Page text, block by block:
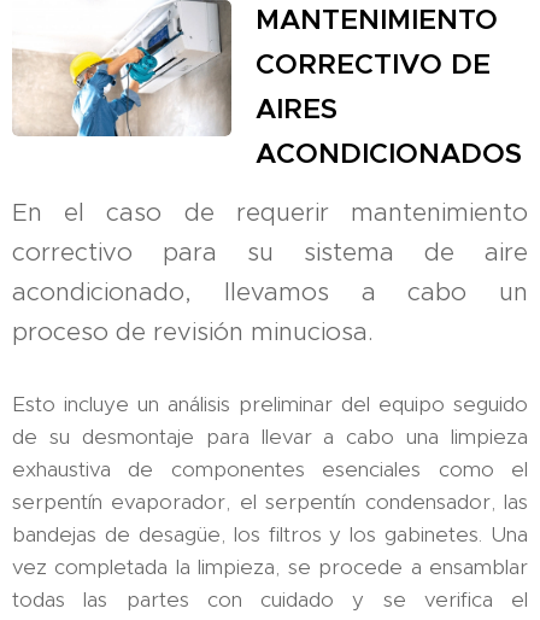
MANTENIMIENTO
CORRECTIVO DE
AIRES
ACONDICIONADOS
En el caso de requerir mantenimiento
correctivo para su sistema de aire
acondicionado, llevamos a cabo un
proceso de revisión minuciosa.
Esto incluye un análisis preliminar del equipo seguido
de su desmontaje para llevar a cabo una limpieza
exhaustiva de componentes esenciales como el
serpentín evaporador, el serpentín condensador, las
bandejas de desagüe, los filtros y los gabinetes. Una
vez completada la limpieza, se procede a ensamblar
todas las partes con cuidado y se verifica el